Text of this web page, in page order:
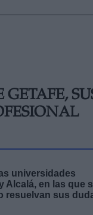
universidades
Alcalá, en las que
resuelvan sus